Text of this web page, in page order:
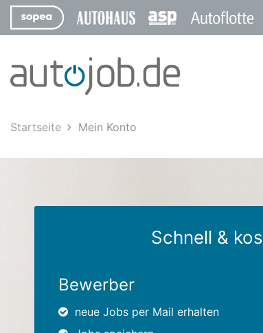
Startseite Mein Konto
Schnell &
Bewerber
neue Jobs per Mail erhalten